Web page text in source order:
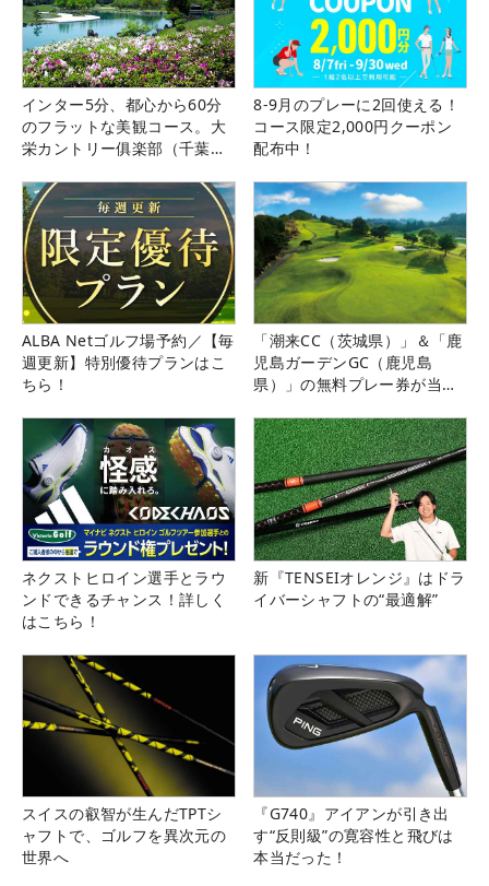
インター5分、都心から60分
のフラットな美観コース。大
栄カントリー俱楽部（千葉
8-9月のプレーに2回使える！
コース限定2,000円クーポン
配布中！
ALBA Netゴルフ場予約／【毎
週更新】特別優待プランはこ
ちら！
「潮来CC（茨城県）」＆「鹿
児島ガーデンGC（鹿児島
県）」の無料プレー券が当た
ネクストヒロイン選手とラウ
ンドできるチャンス！詳しく
はこちら！
新『TENSEIオレンジ』はドラ
イバーシャフトの“最適解”
スイスの叡智が生んだTPTシ
ャフトで、ゴルフを異次元の
世界へ
『G740』アイアンが引き出
す“反則級”の寛容性と飛びは
本当だった！